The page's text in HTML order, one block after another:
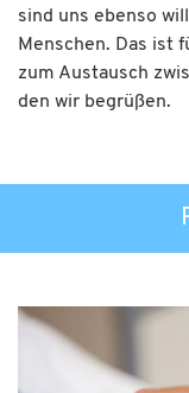
sind uns ebenso
Menschen. Das ist
zum Austausch
den wir begrüßen.